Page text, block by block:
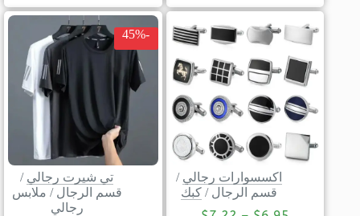
اكسسوارات رجالي /
قسم الرجال /كبك
-45%
تي شيرت رجالي /
قسم الرجال / ملابس
رجالي